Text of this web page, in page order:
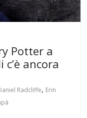
Potter a
c’è ancora
Radcliffe, Erin